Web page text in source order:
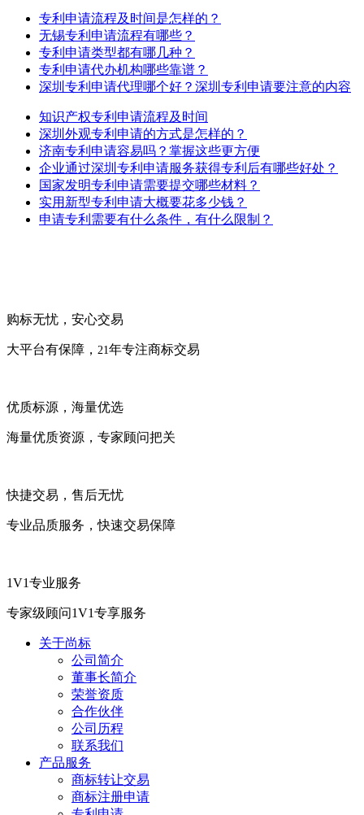
专利申请流程及时间是怎样的？
无锡专利申请流程有哪些？
专利申请类型都有哪几种？
专利申请代办机构哪些靠谱？
深圳专利申请代理哪个好？深圳专利申请要注意的内容
知识产权专利申请流程及时间
深圳外观专利申请的方式是怎样的？
济南专利申请容易吗？掌握这些更方便
企业通过深圳专利申请服务获得专利后有哪些好处？
国家发明专利申请需要提交哪些材料？
实用新型专利申请大概要花多少钱？
申请专利需要有什么条件，有什么限制？
购标无忧，安心交易
大平台有保障， 21 年专注商标交易
优质标源，海量优选
海量优质资源，专家顾问把关
快捷交易，售后无忧
专业品质服务，快速交易保障
1V1专业服务
专家级顾问1V1专享服务
关于尚标
公司简介
董事长简介
荣誉资质
合作伙伴
公司历程
联系我们
产品服务
商标转让交易
商标注册申请